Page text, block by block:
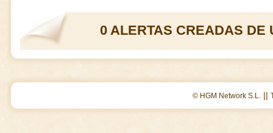
0 ALERTAS CREADAS DE
© HGM Network S.L. ||